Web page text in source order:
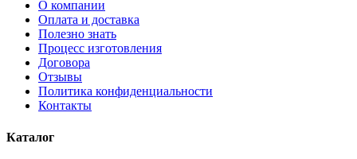
О компании
Оплата и доставка
Полезно знать
Процесс изготовления
Договора
Отзывы
Политика конфиденциальности
Контакты
Каталог